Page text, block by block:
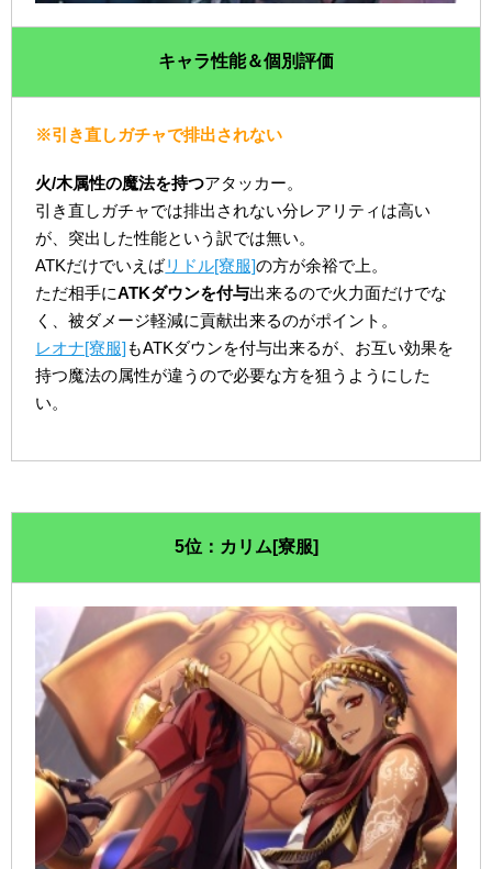
キャラ性能＆個別評価
※引き直しガチャで排出されない
火/木属性の魔法を持つアタッカー。
引き直しガチャでは排出されない分レアリティは高い
が、突出した性能という訳では無い。
ATKだけでいえばリドル[寮服]の方が余裕で上。
ただ相手にATKダウンを付与出来るので火力面だけでな
く、被ダメージ軽減に貢献出来るのがポイント。
レオナ[寮服]もATKダウンを付与出来るが、お互い効果を
持つ魔法の属性が違うので必要な方を狙うようにした
い。
5位：カリム[寮服]